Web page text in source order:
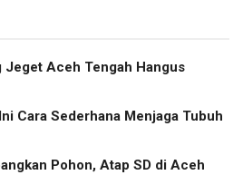
Jeget Aceh Tengah Hangus
Cara Sederhana Menjaga Tubuh
Pohon, Atap SD di Aceh